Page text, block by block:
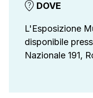
DOVE
L'Esposizione
disponibile
Nazionale 191,